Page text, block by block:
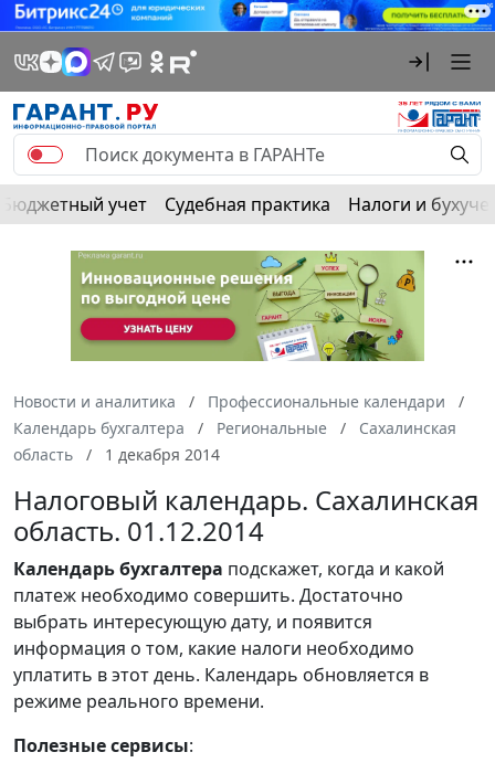
Бюджетный учет Судебная практика Налоги и
Новости и аналитика
Профессиональные календари
Календарь бухгалтера
Региональные
Сахалинская
область
1 декабря 2014
Налоговый календарь. Сахалинская
область. 01.12.2014
Календарьбухгалтера подскажет, когда и какой
платеж необходимо совершить. Достаточно
выбрать интересующую дату, и появится
информация о том, какие налоги необходимо
уплатить в этот день. Календарь обновляется в
режиме реального времени.
Полезные сервисы: